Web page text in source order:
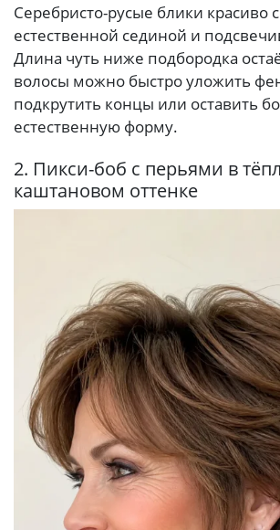
Серебристо-русые блики красиво
естественной сединой и
Длина чуть ниже подбородка
волосы можно быстро уложить
подкрутить концы или оставить
естественную форму.
2. Пикси-боб с перьями в
каштановом оттенке